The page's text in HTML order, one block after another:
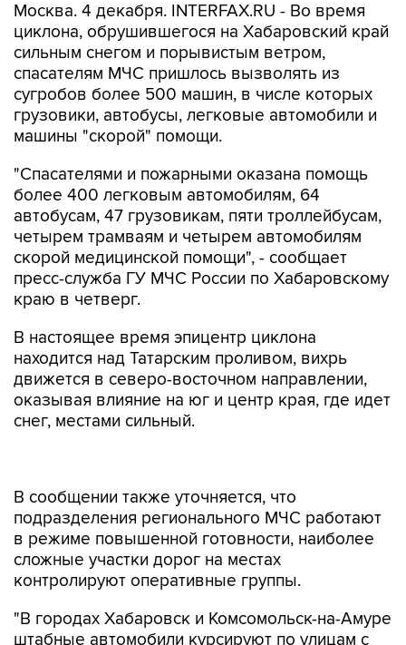
Москва. 4 декабря. INTERFAX.RU - Во время
циклона, обрушившегося на Хабаровский край
сильным снегом и порывистым ветром,
спасателям МЧС пришлось вызволять из
сугробов более 500 машин, в числе которых
грузовики, автобусы, легковые автомобили и
машины "скорой" помощи.
"Спасателями и пожарными оказана помощь
более 400 легковым автомобилям, 64
автобусам, 47 грузовикам, пяти троллейбусам,
четырем трамваям и четырем автомобилям
скорой медицинской помощи", - сообщает
пресс-служба ГУ МЧС России по Хабаровскому
краю в четверг.
В настоящее время эпицентр циклона
находится над Татарским проливом, вихрь
движется в северо-восточном направлении,
оказывая влияние на юг и центр края, где идет
снег, местами сильный.
В сообщении также уточняется, что
подразделения регионального МЧС работают
в режиме повышенной готовности, наиболее
сложные участки дорог на местах
контролируют оперативные группы.
"В городах Хабаровск и Комсомольск-на-Амуре
штабные автомобили курсируют по улицам с